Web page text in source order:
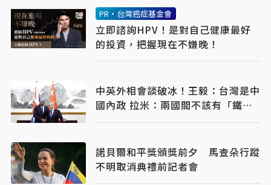
PR・台灣癌症基金會
立即諮詢HPV！是對自己健康最好
的投資，把握現在不嫌晚！
中英外相會談破冰！王毅：台灣是中
國內政 拉米：兩國間不該有「鐵
幕」
諾貝爾和平獎頒獎前夕 馬查朵行蹤
不明取消典禮前記者會